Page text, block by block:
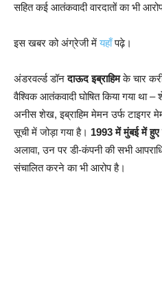
सहित कई आतंकवादी वारदातों का भी
इस खबर को अंग्रेजी मेंयहाँपढ़े।
अंडरवर्ल्ड डॉनदाऊद इब्राहिमके चार
वैश्विक आतंकवादी घोषित किया गया था
अनीस शेख, इब्राहिम मेमन उर्फ टाइगर
सूची में जोड़ा गया है। 1993 में मुंबई में हुए
अलावा, उन पर डी-कंपनी की सभी
संचालित करने का भी आरोप है।